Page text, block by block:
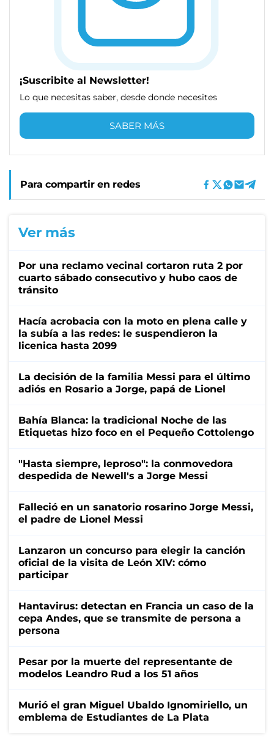
¡Suscribite al Newsletter!
Lo que necesitas saber, desde donde necesites
SABER MÁS
Para compartir en redes
Ver más
Por una reclamo vecinal cortaron ruta 2 por
cuarto sábado consecutivo y hubo caos de
tránsito
Hacía acrobacia con la moto en plena calle y
la subía a las redes: le suspendieron la
licenica hasta 2099
La decisión de la familia Messi para el último
adiós en Rosario a Jorge, papá de Lionel
Bahía Blanca: la tradicional Noche de las
Etiquetas hizo foco en el Pequeño Cottolengo
"Hasta siempre, leproso": la conmovedora
despedida de Newell's a Jorge Messi
Falleció en un sanatorio rosarino Jorge Messi,
el padre de Lionel Messi
Lanzaron un concurso para elegir la canción
oficial de la visita de León XIV: cómo
participar
Hantavirus: detectan en Francia un caso de la
cepa Andes, que se transmite de persona a
persona
Pesar por la muerte del representante de
modelos Leandro Rud a los 51 años
Murió el gran Miguel Ubaldo Ignomiriello, un
emblema de Estudiantes de La Plata